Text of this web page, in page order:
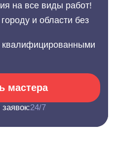
на все виды работ!
и области без
квалифицированными
мастера
24/7